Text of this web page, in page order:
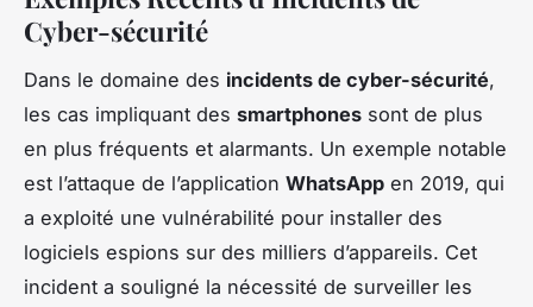
Cyber-sécurité
Dans le domaine des incidents de cyber-sécurité,
les cas impliquant des smartphones sont de plus
en plus fréquents et alarmants. Un exemple notable
est l’attaque de l’application WhatsApp en 2019, qui
a exploité une vulnérabilité pour installer des
logiciels espions sur des milliers d’appareils. Cet
incident a souligné la nécessité de surveiller les